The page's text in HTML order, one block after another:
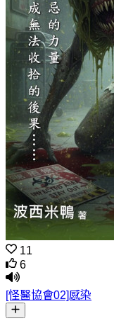
11
6
[怪醫協會02]感染